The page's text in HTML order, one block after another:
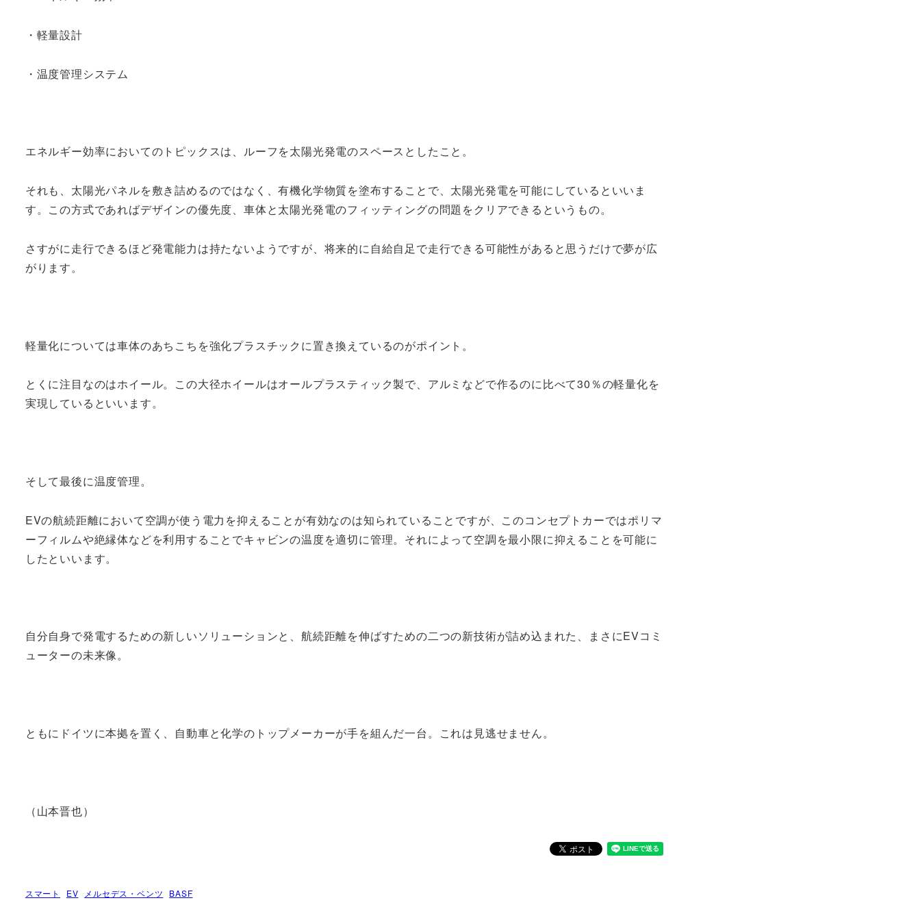
・軽量設計
・温度管理システム
エネルギー効率においてのトピックスは、ルーフを太陽光発電のスペースとしたこと。
それも、太陽光パネルを敷き詰めるのではなく、有機化学物質を塗布することで、太陽光発電を可能にしているといいま
す。この方式であればデザインの優先度、車体と太陽光発電のフィッティングの問題をクリアできるというもの。
さすがに走行できるほど発電能力は持たないようですが、将来的に自給自足で走行できる可能性があると思うだけで夢が広
がります。
軽量化については車体のあちこちを強化プラスチックに置き換えているのがポイント。
とくに注目なのはホイール。この大径ホイールはオールプラスティック製で、アルミなどで作るのに比べて30％の軽量化を
実現しているといいます。
そして最後に温度管理。
EVの航続距離において空調が使う電力を抑えることが有効なのは知られていることですが、このコンセプトカーではポリマ
ーフィルムや絶縁体などを利用することでキャビンの温度を適切に管理。それによって空調を最小限に抑えることを可能に
したといいます。
自分自身で発電するための新しいソリューションと、航続距離を伸ばすための二つの新技術が詰め込まれた、まさにEVコミ
ューターの未来像。
ともにドイツに本拠を置く、自動車と化学のトップメーカーが手を組んだ一台。これは見逃せません。
（山本晋也）
スマート EV メルセデス・ベンツ BASF